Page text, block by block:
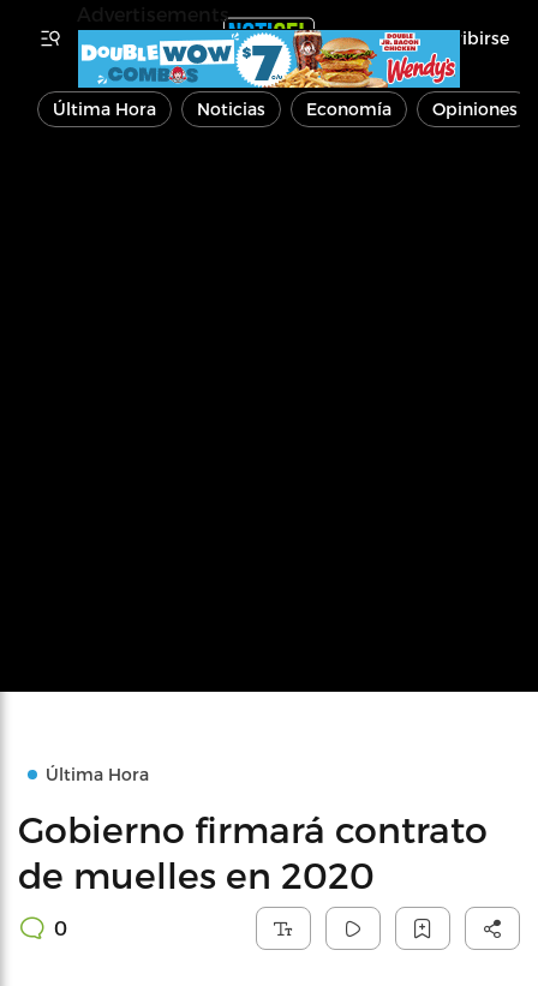
Inscribirse
Última Hora Noticias Economía Opiniones
Última Hora
Gobierno firmará contrato
de muelles en 2020
0
Advertisements